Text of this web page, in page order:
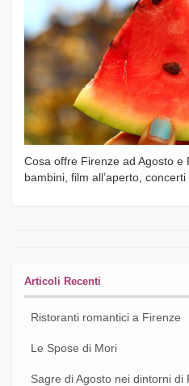
Cosa offre Firenze ad Agosto e
bambini, film all’aperto,
Articoli Recenti
Ristoranti romantici a Firenze
Le Spose di Mori
Sagre di Agosto nei dintorni di